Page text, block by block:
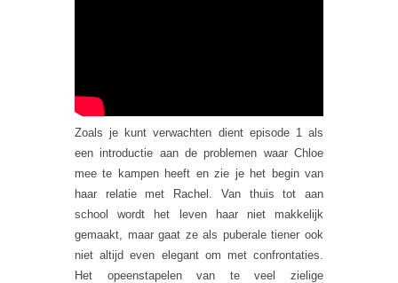
Zoals je kunt verwachten dient episode 1 als
een introductie aan de problemen waar Chloe
mee te kampen heeft en zie je het begin van
haar relatie met Rachel. Van thuis tot aan
school wordt het leven haar niet makkelijk
gemaakt, maar gaat ze als puberale tiener ook
niet altijd even elegant om met confrontaties.
Het opeenstapelen van te veel zielige